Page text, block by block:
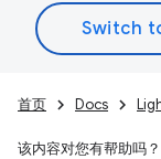
首页 Docs
该内容对您有帮助吗？